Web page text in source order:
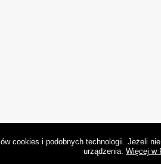
cookies i podobnych technologii. Jeżeli
urządzenia. Więcej w